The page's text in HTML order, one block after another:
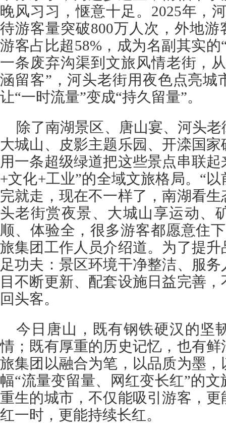
晚风习习，惬意十足。2025年，
待游客量突破800万人次，外地游
游客占比超58%，成为名副其实
一条废弃沟渠到文旅风情老街，
涵留客”，河头老街用夜色点亮城
让“一时流量”变成“持久留量”。
除了南湖景区、唐山宴、河头
大城山、皮影主题乐园、开滦国
用一条超级绿道把这些景点串联
+文化+工业”的全域文旅格局。“
完就走，现在不一样了，南湖看
头老街赏夜景、大城山享运动、
顺、体验全，很多游客都愿意住
旅集团工作人员介绍道。为了提
足功夫：景区环境干净整洁、服
目不断更新、配套设施日益完善
回头客。
今日唐山，既有钢铁硬汉的坚
情；既有厚重的历史记忆，也有
旅集团以融合为笔，以品质为墨
幅“流量变留量、网红变长红”的
重生的城市，不仅能吸引游客，
红一时，更能持续长红。